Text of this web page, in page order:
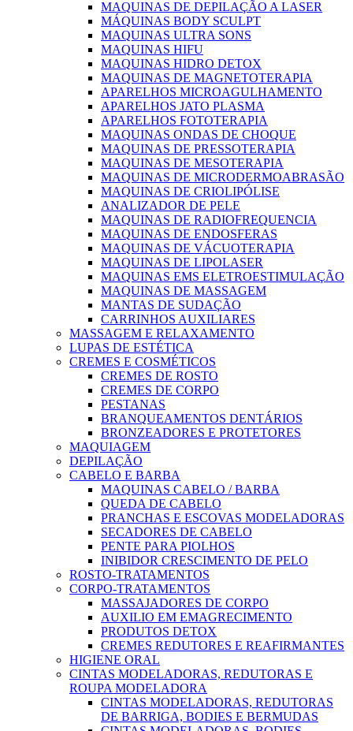
MAQUINAS DE DEPILAÇÃO A LASER
MÁQUINAS BODY SCULPT
MAQUINAS ULTRA SONS
MAQUINAS HIFU
MAQUINAS HIDRO DETOX
MAQUINAS DE MAGNETOTERAPIA
APARELHOS MICROAGULHAMENTO
APARELHOS JATO PLASMA
APARELHOS FOTOTERAPIA
MAQUINAS ONDAS DE CHOQUE
MAQUINAS DE PRESSOTERAPIA
MAQUINAS DE MESOTERAPIA
MAQUINAS DE MICRODERMOABRASÃO
MAQUINAS DE CRIOLIPÓLISE
ANALIZADOR DE PELE
MAQUINAS DE RADIOFREQUENCIA
MAQUINAS DE ENDOSFERAS
MAQUINAS DE VÁCUOTERAPIA
MAQUINAS DE LIPOLASER
MAQUINAS EMS ELETROESTIMULAÇÃO
MAQUINAS DE MASSAGEM
MANTAS DE SUDAÇÃO
CARRINHOS AUXILIARES
MASSAGEM E RELAXAMENTO
LUPAS DE ESTÉTICA
CREMES E COSMÉTICOS
CREMES DE ROSTO
CREMES DE CORPO
PESTANAS
BRANQUEAMENTOS DENTÁRIOS
BRONZEADORES E PROTETORES
MAQUIAGEM
DEPILAÇÃO
CABELO E BARBA
MAQUINAS CABELO / BARBA
QUEDA DE CABELO
PRANCHAS E ESCOVAS MODELADORAS
SECADORES DE CABELO
PENTE PARA PIOLHOS
INIBIDOR CRESCIMENTO DE PELO
ROSTO-TRATAMENTOS
CORPO-TRATAMENTOS
MASSAJADORES DE CORPO
AUXILIO EM EMAGRECIMENTO
PRODUTOS DETOX
CREMES REDUTORES E REAFIRMANTES
HIGIENE ORAL
CINTAS MODELADORAS, REDUTORAS E
ROUPA MODELADORA
CINTAS MODELADORAS, REDUTORAS
DE BARRIGA, BODIES E BERMUDAS